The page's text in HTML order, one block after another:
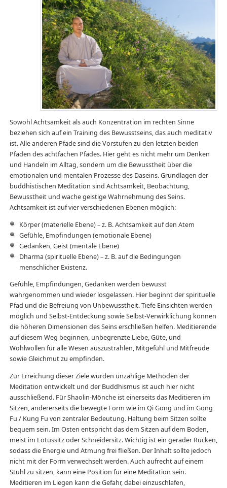
Sowohl Achtsamkeit als auch Konzentration im rechten Sinne
beziehen sich auf ein Training des Bewusstseins, das auch meditativ
ist. Alle anderen Pfade sind die Vorstufen zu den letzten beiden
Pfaden des achtfachen Pfades. Hier geht es nicht mehr um Denken
und Handeln im Alltag, sondern um die Bewusstheit über die
emotionalen und mentalen Prozesse des Daseins. Grundlagen der
buddhistischen Meditation sind Achtsamkeit, Beobachtung,
Bewusstheit und wache geistige Wahrnehmung des Seins.
Achtsamkeit ist auf vier verschiedenen Ebenen möglich:
Körper (materielle Ebene) – z. B. Achtsamkeit auf den Atem
Gefühle, Empfindungen (emotionale Ebene)
Gedanken, Geist (mentale Ebene)
Dharma (spirituelle Ebene) – z. B. auf die Bedingungen
menschlicher Existenz.
Gefühle, Empfindungen, Gedanken werden bewusst
wahrgenommen und wieder losgelassen. Hier beginnt der spirituelle
Pfad und die Befreiung von Unbewusstheit. Tiefe Einsichten werden
möglich und Selbst-Entdeckung sowie Selbst-Verwirklichung können
die höheren Dimensionen des Seins erschließen helfen. Meditierende
auf diesem Weg beginnen, unbegrenzte Liebe, Güte, und
Wohlwollen für alle Wesen auszustrahlen, Mitgefühl und Mitfreude
sowie Gleichmut zu empfinden.
Zur Erreichung dieser Ziele wurden unzählige Methoden der
Meditation entwickelt und der Buddhismus ist auch hier nicht
ausschließend. Für Shaolin-Mönche ist einerseits das Meditieren im
Sitzen, andererseits die bewegte Form wie im Qi Gong und im Gong
Fu / Kung Fu von zentraler Bedeutung. Haltung beim Sitzen sollte
bequem sein. Im Osten entspricht das dem Sitzen auf dem Boden,
meist im Lotussitz oder Schneidersitz. Wichtig ist ein gerader Rücken,
sodass die Energie und Atmung frei fließen. Der Inhalt sollte jedoch
nicht mit der Form verwechselt werden. Auch aufrecht auf einem
Stuhl zu sitzen, kann eine Position für eine Meditation sein.
Meditieren im Liegen kann die Gefahr, dabei einzuschlafen,